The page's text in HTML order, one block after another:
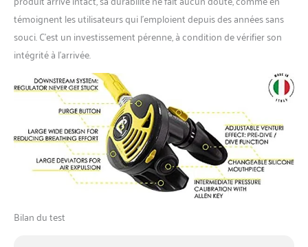
témoignent les utilisateurs qui l’emploient depuis des années sans
souci. C’est un investissement pérenne, à condition de vérifier son
intégrité à l’arrivée.
Bilan du test